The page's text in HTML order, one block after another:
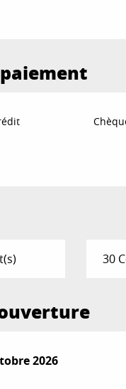
30
au31 octobre 2026
2026